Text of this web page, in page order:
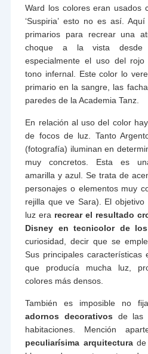
Ward los colores eran usados
‘Suspiria’ esto no es así.
primarios para recrear una
choque a la vista desde
especialmente el uso del rojo
tono infernal. Este color lo
primario en la sangre, las
paredes de la Academia Tanz.
En relación al uso del color
de focos de luz. Tanto
(fotografía) iluminan en
muy concretos. Esta es
amarilla y azul. Se trata de
personajes o elementos muy
rejilla que ve Sara). El
luz era recrear el resultado
Disney en tecnicolor de
curiosidad, decir que se
Sus principales características
que producía mucha luz,
colores más densos.
También es imposible no
adornos decorativos de las
habitaciones. Mención
peculiarísima arquitecturade